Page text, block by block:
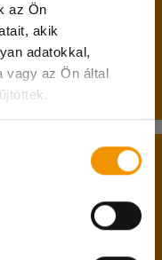
az Ön
akik
adatokkal,
vagy az Ön által
07.31. és 08.04.
címen és a
csak online
is várjuk!